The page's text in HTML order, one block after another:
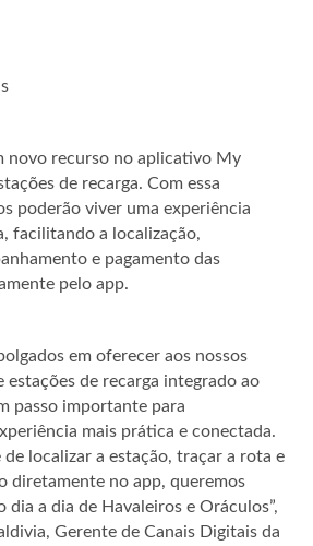
novo recurso no aplicativo My
de recarga. Com essa
poderão viver uma experiência
facilitando a localização,
e pagamento das
pelo app.
em oferecer aos nossos
estações de recarga integrado ao
passo importante para
mais prática e conectada.
localizar a estação, traçar a rota e
diretamente no app, queremos
dia a dia de Havaleiros e Oráculos”,
Gerente de Canais Digitais da